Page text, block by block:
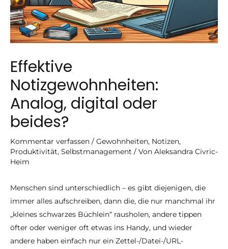
Effektive
Notizgewohnheiten:
Analog, digital oder
beides?
Kommentar verfassen / Gewohnheiten, Notizen,
Produktivität, Selbstmanagement / Von Aleksandra Civric-
Heim
Menschen sind unterschiedlich – es gibt diejenigen, die
immer alles aufschreiben, dann die, die nur manchmal ihr
„kleines schwarzes Büchlein“ rausholen, andere tippen
öfter oder weniger oft etwas ins Handy, und wieder
andere haben einfach nur ein Zettel-/Datei-/URL-